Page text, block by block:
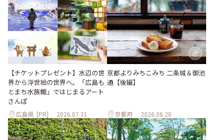
【チケットプレゼント】水辺の世
界から浮世絵の世界へ。「広島も
とまち水族館」ではじまるアート
さんぽ
広島県 [PR] 2026.07.31
京都よりみちこみち 二条城＆御池
通【後編】
京都府 2026.06.20